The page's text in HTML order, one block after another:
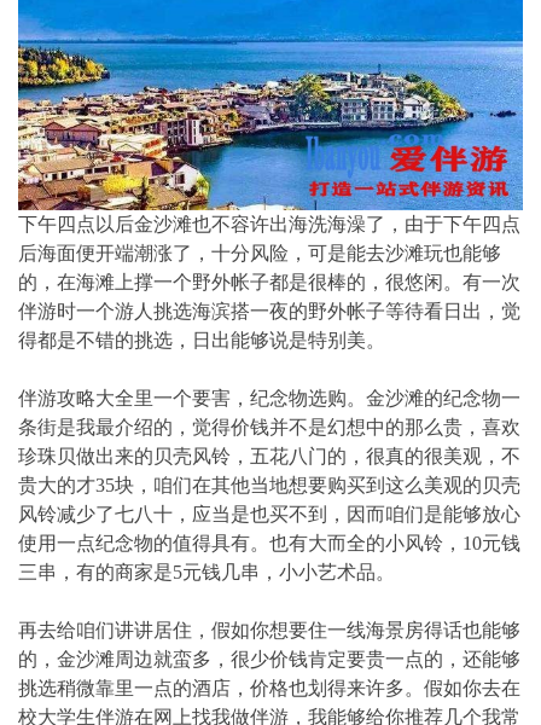
下午四点以后金沙滩也不容许出海洗海澡了，由于下午四点
后海面便开端潮涨了，十分风险，可是能去沙滩玩也能够
的，在海滩上撑一个野外帐子都是很棒的，很悠闲。有一次
伴游时一个游人挑选海滨搭一夜的野外帐子等待看日出，觉
得都是不错的挑选，日出能够说是特别美。
伴游攻略大全里一个要害，纪念物选购。金沙滩的纪念物一
条街是我最介绍的，觉得价钱并不是幻想中的那么贵，喜欢
珍珠贝做出来的贝壳风铃，五花八门的，很真的很美观，不
贵大的才35块，咱们在其他当地想要购买到这么美观的贝壳
风铃减少了七八十，应当是也买不到，因而咱们是能够放心
使用一点纪念物的值得具有。也有大而全的小风铃，10元钱
三串，有的商家是5元钱几串，小小艺术品。
再去给咱们讲讲居住，假如你想要住一线海景房得话也能够
的，金沙滩周边就蛮多，很少价钱肯定要贵一点的，还能够
挑选稍微靠里一点的酒店，价格也划得来许多。假如你去在
校大学生伴游在网上找我做伴游，我能够给你推荐几个我常